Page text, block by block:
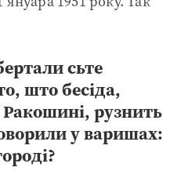
сьте
што бесіда,
рузнить
у варишах: